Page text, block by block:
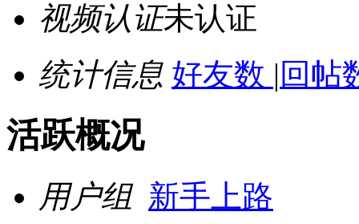
视频认证未认证
统计信息 好友数 | 回帖
活跃概况
用户组 新手上路